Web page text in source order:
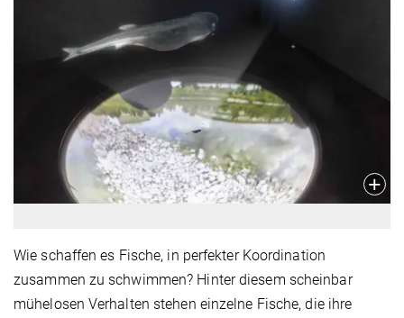
Wie schaffen es Fische, in perfekter Koordination
zusammen zu schwimmen? Hinter diesem scheinbar
mühelosen Verhalten stehen einzelne Fische, die ihre